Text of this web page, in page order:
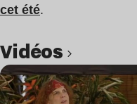
cet été.
Vidéos